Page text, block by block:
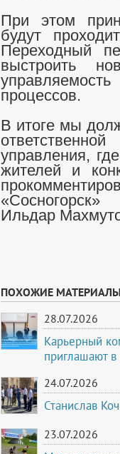
При этом
будут
Переходный
выстроить
процессов.
В итоге мы
управления,
жителей и
Ильдар
ПОХОЖИЕ
28.07.2026
Карьерный
приглашают
24.07.2026
Станислав
23.07.2026